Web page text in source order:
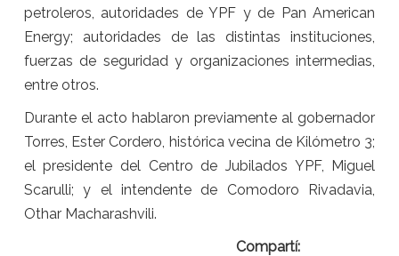
petroleros, autoridades de YPF y de Pan American
Energy; autoridades de las distintas instituciones,
fuerzas de seguridad y organizaciones intermedias,
entre otros.
Durante el acto hablaron previamente al gobernador
Torres, Ester Cordero, histórica vecina de Kilómetro 3;
el presidente del Centro de Jubilados YPF, Miguel
Scarulli; y el intendente de Comodoro Rivadavia,
Othar Macharashvili.
Compartí: